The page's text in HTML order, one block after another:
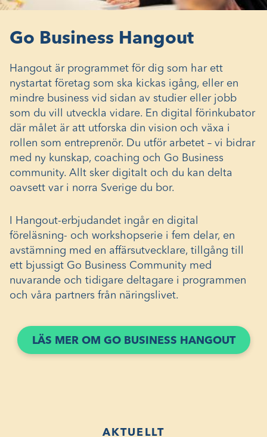
Go Business Hangout
Hangout är programmet för dig som har ett
nystartat företag som ska kickas igång, eller en
mindre business vid sidan av studier eller jobb
som du vill utveckla vidare. En digital förinkubator
där målet är att utforska din vision och växa i
rollen som entreprenör. Du utför arbetet – vi bidrar
med ny kunskap, coaching och Go Business
community. Allt sker digitalt och du kan delta
oavsett var i norra Sverige du bor.
I Hangout-erbjudandet ingår en digital
föreläsning- och workshopserie i fem delar, en
avstämning med en affärsutvecklare, tillgång till
ett bjussigt Go Business Community med
nuvarande och tidigare deltagare i programmen
och våra partners från näringslivet.
LÄS MER OM GO BUSINESS HANGOUT
AKTUELLT